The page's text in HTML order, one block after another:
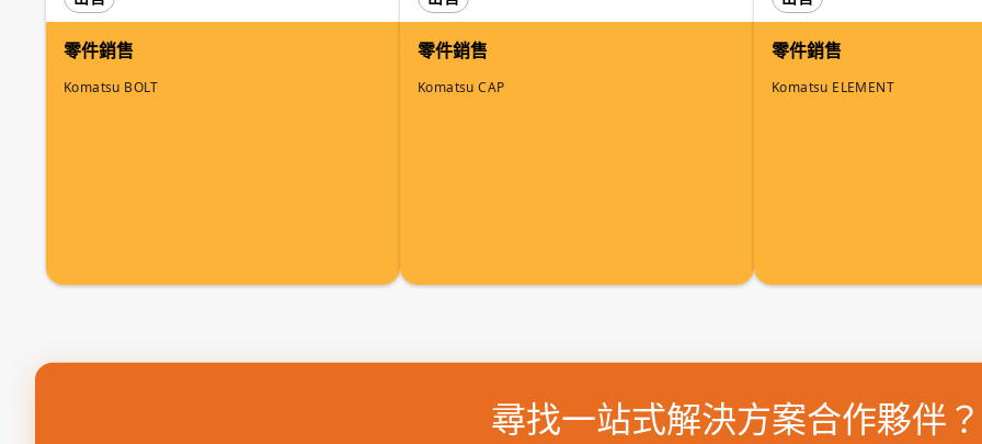
零件銷售
Komatsu BOLT
零件銷售
Komatsu CAP
零件銷售
Komatsu ELEMENT
尋找一站式解決方案合作夥伴？